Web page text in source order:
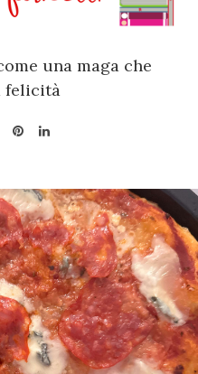
una maga che
felicità